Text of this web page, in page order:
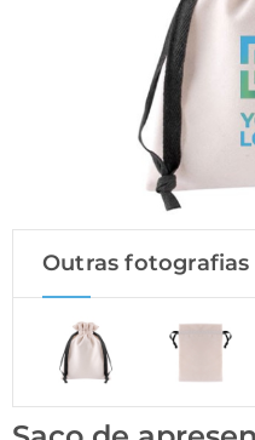
Outras fotografias